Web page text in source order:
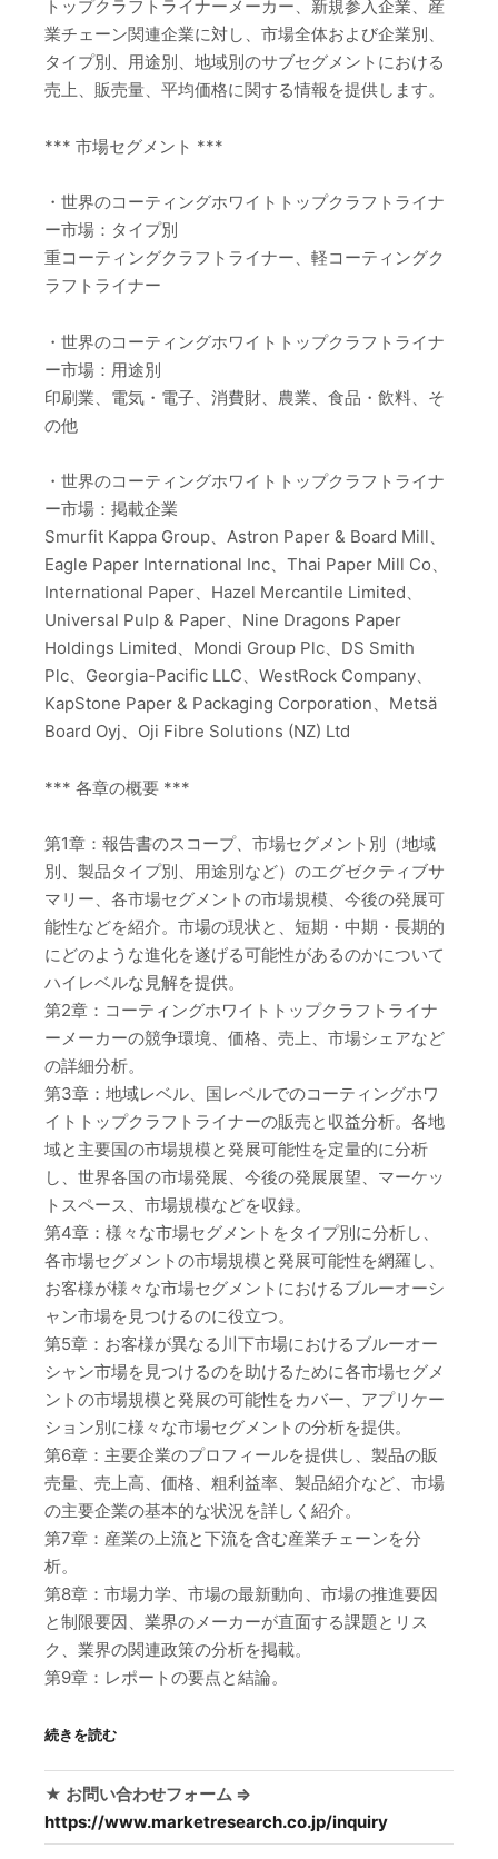
トップクラフトライナーメーカー、新規参入企業、産
業チェーン関連企業に対し、市場全体および企業別、
タイプ別、用途別、地域別のサブセグメントにおける
売上、販売量、平均価格に関する情報を提供します。
*** 市場セグメント ***
・世界のコーティングホワイトトップクラフトライナ
ー市場：タイプ別
重コーティングクラフトライナー、軽コーティングク
ラフトライナー
・世界のコーティングホワイトトップクラフトライナ
ー市場：用途別
印刷業、電気・電子、消費財、農業、食品・飲料、そ
の他
・世界のコーティングホワイトトップクラフトライナ
ー市場：掲載企業
Smurfit Kappa Group、Astron Paper & Board Mill、
Eagle Paper International Inc、Thai Paper Mill Co、
International Paper、Hazel Mercantile Limited、
Universal Pulp & Paper、Nine Dragons Paper
Holdings Limited、Mondi Group Plc、DS Smith
Plc、Georgia-Pacific LLC、WestRock Company、
KapStone Paper & Packaging Corporation、Metsä
Board Oyj、Oji Fibre Solutions (NZ) Ltd
*** 各章の概要 ***
第1章：報告書のスコープ、市場セグメント別（地域
別、製品タイプ別、用途別など）のエグゼクティブサ
マリー、各市場セグメントの市場規模、今後の発展可
能性などを紹介。市場の現状と、短期・中期・長期的
にどのような進化を遂げる可能性があるのかについて
ハイレベルな見解を提供。
第2章：コーティングホワイトトップクラフトライナ
ーメーカーの競争環境、価格、売上、市場シェアなど
の詳細分析。
第3章：地域レベル、国レベルでのコーティングホワ
イトトップクラフトライナーの販売と収益分析。各地
域と主要国の市場規模と発展可能性を定量的に分析
し、世界各国の市場発展、今後の発展展望、マーケッ
トスペース、市場規模などを収録。
第4章：様々な市場セグメントをタイプ別に分析し、
各市場セグメントの市場規模と発展可能性を網羅し、
お客様が様々な市場セグメントにおけるブルーオーシ
ャン市場を見つけるのに役立つ。
第5章：お客様が異なる川下市場におけるブルーオー
シャン市場を見つけるのを助けるために各市場セグメ
ントの市場規模と発展の可能性をカバー、アプリケー
ション別に様々な市場セグメントの分析を提供。
第6章：主要企業のプロフィールを提供し、製品の販
売量、売上高、価格、粗利益率、製品紹介など、市場
の主要企業の基本的な状況を詳しく紹介。
第7章：産業の上流と下流を含む産業チェーンを分
析。
第8章：市場力学、市場の最新動向、市場の推進要因
と制限要因、業界のメーカーが直面する課題とリス
ク、業界の関連政策の分析を掲載。
第9章：レポートの要点と結論。
続きを読む
★ お問い合わせフォーム ⇒
https://www.marketresearch.co.jp/inquiry